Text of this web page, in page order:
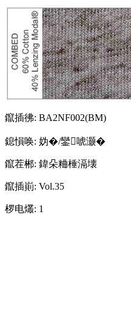
鑹插彿: BA2NF002(BM)
鎴愪唤: 妫�/鑾唬灏�
鑹茬郴: 鍏朵粬棰滆壊
鑹插崱: Vol.35
椤电爜: 1